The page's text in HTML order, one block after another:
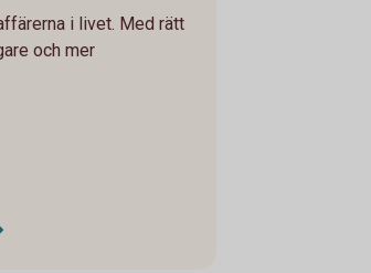
i livet. Med rätt
och mer